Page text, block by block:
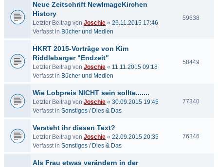
Neue Zeitschrift NewImageKirchen
History
Letzter Beitrag von Joschie « 26.11.2015 17:46
Verfasst in Bücher und Medien
59638
HKRT 2015-Vorträge von Kim
Riddlebarger "Endzeit"
Letzter Beitrag von Joschie « 11.11.2015 09:18
Verfasst in Bücher und Medien
58449
Wie Lobpreis NICHT sein sollte.......
Letzter Beitrag von Joschie « 30.09.2015 19:45
Verfasst in Sonstiges / Dies & Das
77340
Versteht ihr diesen Text?
Letzter Beitrag von Joschie « 22.09.2015 20:35
Verfasst in Sonstiges / Dies & Das
76346
Als Frau etwas verändern in der